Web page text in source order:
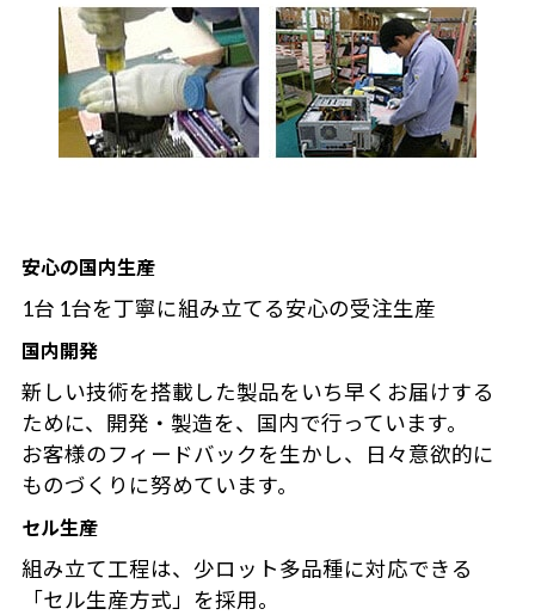
安心の国内生産
1台 1台を丁寧に組み立てる安心の受注生産
国内開発
新しい技術を搭載した製品をいち早くお届けする
ために、開発・製造を、国内で行っています。
お客様のフィードバックを生かし、日々意欲的に
ものづくりに努めています。
セル生産
組み立て工程は、少ロット多品種に対応できる
「セル生産方式」を採用。